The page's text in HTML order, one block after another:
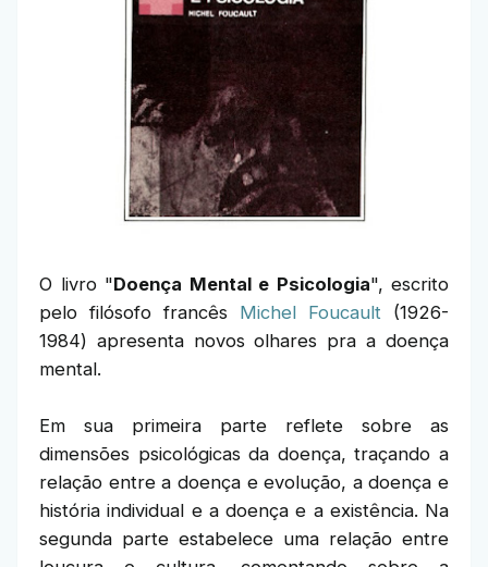
O livro "Doença Mental e Psicologia", escrito
pelo filósofo francês Michel Foucault (1926-
1984) apresenta novos olhares pra a doença
mental.
Em sua primeira parte reflete sobre as
dimensões psicológicas da doença, traçando a
relação entre a doença e evolução, a doença e
história individual e a doença e a existência. Na
segunda parte estabelece uma relação entre